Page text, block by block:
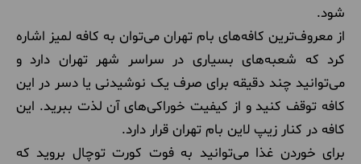
شود.
از معروف‌ترین کافه‌های بام تهران می‌توان به کافه لمیز اشاره
کرد که شعبه‌های بسیاری در سراسر شهر تهران دارد و
می‌توانید چند دقیقه برای صرف یک نوشیدنی یا دسر در این
کافه توقف کنید و از کیفیت خوراکی‌های آن لذت ببرید. این
کافه در کنار زیپ لاین بام تهران قرار دارد.
برای خوردن غذا می‌توانید به فوت کورت توچال بروید که